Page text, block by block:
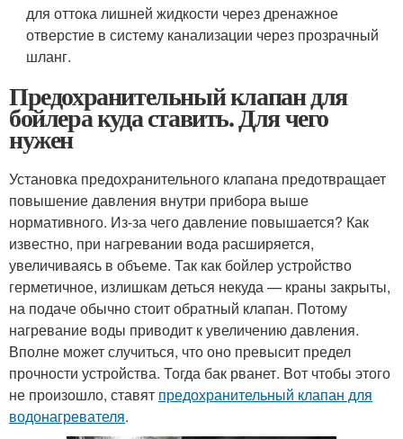
для оттока лишней жидкости через дренажное
отверстие в систему канализации через прозрачный
шланг.
Предохранительный клапан для
бойлера куда ставить. Для чего
нужен
Установка предохранительного клапана предотвращает
повышение давления внутри прибора выше
нормативного. Из-за чего давление повышается? Как
известно, при нагревании вода расширяется,
увеличиваясь в объеме. Так как бойлер устройство
герметичное, излишкам деться некуда — краны закрыты,
на подаче обычно стоит обратный клапан. Потому
нагревание воды приводит к увеличению давления.
Вполне может случиться, что оно превысит предел
прочности устройства. Тогда бак рванет. Вот чтобы этого
не произошло, ставят предохранительный клапан для
водонагревателя.